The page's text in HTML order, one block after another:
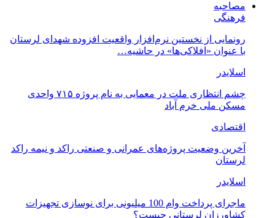
مصاحبه
فرهنگی
رونمایی از نخستین نرم‌افزار واقعیت افزوده شهدای لرستان
با عنوان «افلاکی‌ها» در حاشیه…
اسلایدر
چشم انتظاری ملت در معمایی به نام پروژه ۷۱۵ واحدی
مسکن ملی خرم آباد
اقتصادی
آخرین وضعیت پروژه‌های عمرانی و صنعتی راکد و نیمه راکد
لرستان
اسلایدر
ماجرای پرداخت وام 100 میلیونی برای نوسازی تجهیزات
کشاورزان لرستانی چیست؟